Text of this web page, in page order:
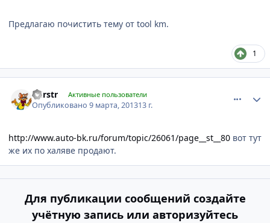
Предлагаю почистить тему от tool km.
1
Pdrstr Активные пользователи
Опубликовано9 марта, 201313 г.
http://www.auto-bk.ru/forum/topic/26061/page__st__80 вот тут
же их по халяве продают.
Для публикации сообщений создайте
учётную запись или авторизуйтесь